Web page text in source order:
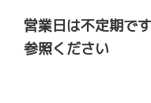
営業日は不定期で
参照ください